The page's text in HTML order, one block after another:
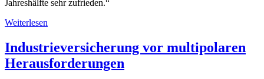
Jahreshälfte sehr zufrieden.“
Weiterlesen
Industrieversicherung vor multipolaren
Herausforderungen